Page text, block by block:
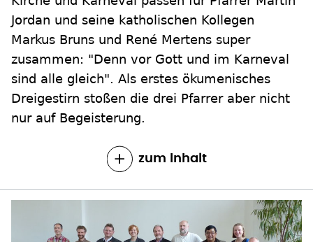
Jordan und seine katholischen Kollegen
Markus Bruns und René Mertens super
zusammen: "Denn vor Gott und im Karneval
sind alle gleich". Als erstes ökumenisches
Dreigestirn stoßen die drei Pfarrer aber nicht
nur auf Begeisterung.
zum Inhalt